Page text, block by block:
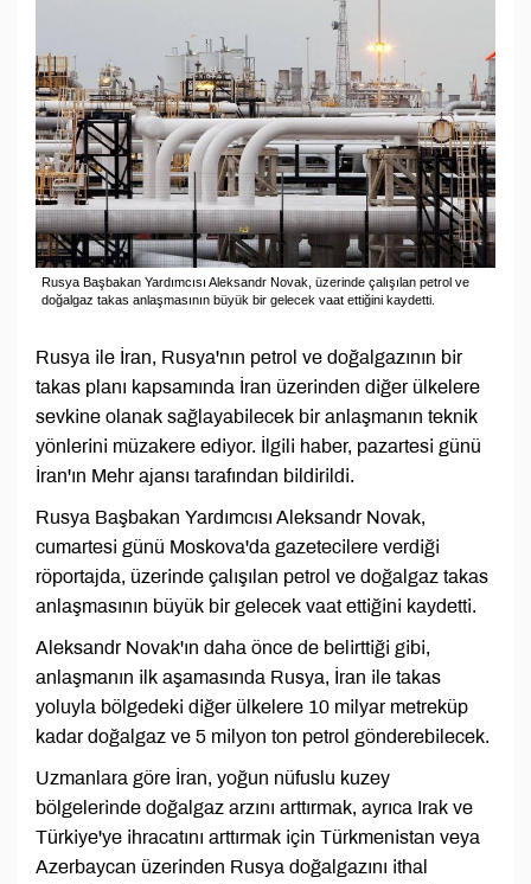
Rusya Başbakan Yardımcısı Aleksandr Novak, üzerinde çalışılan petrol ve
doğalgaz takas anlaşmasının büyük bir gelecek vaat ettiğini kaydetti.
Rusya ile İran, Rusya'nın petrol ve doğalgazının bir
takas planı kapsamında İran üzerinden diğer ülkelere
sevkine olanak sağlayabilecek bir anlaşmanın teknik
yönlerini müzakere ediyor. İlgili haber, pazartesi günü
İran'ın Mehr ajansı tarafından bildirildi.
Rusya Başbakan Yardımcısı Aleksandr Novak,
cumartesi günü Moskova'da gazetecilere verdiği
röportajda, üzerinde çalışılan petrol ve doğalgaz takas
anlaşmasının büyük bir gelecek vaat ettiğini kaydetti.
Aleksandr Novak'ın daha önce de belirttiği gibi,
anlaşmanın ilk aşamasında Rusya, İran ile takas
yoluyla bölgedeki diğer ülkelere 10 milyar metreküp
kadar doğalgaz ve 5 milyon ton petrol gönderebilecek.
Uzmanlara göre İran, yoğun nüfuslu kuzey
bölgelerinde doğalgaz arzını arttırmak, ayrıca Irak ve
Türkiye'ye ihracatını arttırmak için Türkmenistan veya
Azerbaycan üzerinden Rusya doğalgazını ithal